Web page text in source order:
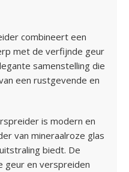
combineert een
met de verfijnde geur
samenstelling die
een rustgevende en
is modern en
van mineraalroze glas
biedt. De
geur en verspreiden